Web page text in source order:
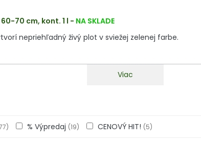
70 cm, kont. 1 l - NA SKLADE
nepriehľadný živý plot v sviežej zelenej farbe.
Viac
% Výpredaj (19) CENOVÝ HIT! (5)